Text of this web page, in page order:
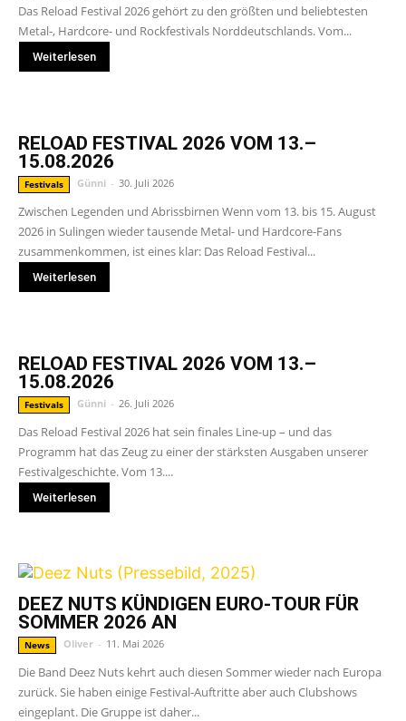
Das Reload Festival 2026 gehört zu den größten und beliebtesten
Metal-, Hardcore- und Rockfestivals Norddeutschlands. Vom...
Weiterlesen
RELOAD FESTIVAL 2026 VOM 13.–
15.08.2026
Festivals Günni - 30. Juli 2026
Zwischen Legenden und Abrissbirnen Wenn vom 13. bis 15. August
2026 in Sulingen wieder tausende Metal- und Hardcore-Fans
zusammenkommen, ist eines klar: Das Reload Festival...
Weiterlesen
RELOAD FESTIVAL 2026 VOM 13.–
15.08.2026
Festivals Günni - 26. Juli 2026
Das Reload Festival 2026 hat sein finales Line-up – und das
Programm hat das Zeug zu einer der stärksten Ausgaben unserer
Festivalgeschichte. Vom 13....
Weiterlesen
DEEZ NUTS KÜNDIGEN EURO-TOUR FÜR
SOMMER 2026 AN
News Oliver - 11. Mai 2026
Die Band Deez Nuts kehrt auch diesen Sommer wieder nach Europa
zurück. Sie haben einige Festival-Auftritte aber auch Clubshows
eingeplant. Die Gruppe ist daher...